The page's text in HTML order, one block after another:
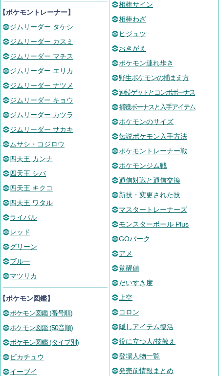
ポケモントレーナー】
ジムリーダー タケシ
ジムリーダー カスミ
ジムリーダー マチス
ジムリーダー エリカ
ジムリーダー ナツメ
ジムリーダー キョウ
ジムリーダー カツラ
ジムリーダー サカキ
ムサシ・コジロウ
四天王 カンナ
四天王 シバ
四天王 キクコ
四天王 ワタル
ライバル
レッド
グリーン
ブルー
マツリカ
ポケモン図鑑】
ポケモン図鑑 (番号順)
ポケモン図鑑 (50音順)
ポケモン図鑑 (タイプ別)
ピカチュウ
イーブイ
相棒サイン
相棒わざ
ヒジュツ
おきがえ
ポケモン連れ歩き
野生ポケモンの捕まえ方
連続ゲットとコンボボーナス
捕獲ボーナスと入手アイテム
ポケモンのサイズ
伝説ポケモン入手方法
ポケモントレーナー戦
ポケモンジム戦
通信対戦と通信交換
新技・変更された技
マスタートレーナーズ
モンスターボール Plus
GOパーク
アメ
覚醒値
だいすき度
上空
コロン
隠しアイテム復活
役に立つ人/技教え
登場人物一覧
発売前情報まとめ